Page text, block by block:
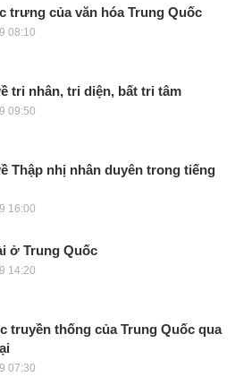
trưng của văn hóa Trung Quốc
08:10
tri nhân, tri diện, bất tri tâm
09:50
Thập nhị nhân duyên trong tiếng
16:00
ở Trung Quốc
14:20
truyền thống của Trung Quốc qua
07:30